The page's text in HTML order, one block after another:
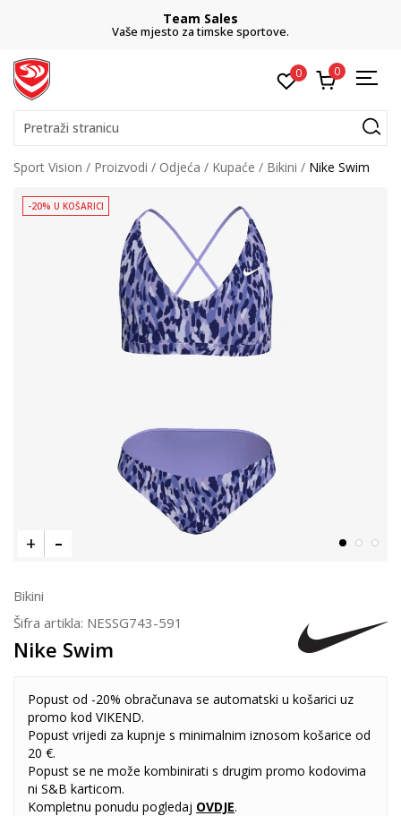
Team Sales
Vaše mjesto za timske sportove.
0 0
Pretraži stranicu
Sport Vision Proizvodi Odjeća Kupaće Bikini Nike Swim
-20% U KOŠARICI
Bikini
Šifra artikla: NESSG743-591
Nike Swim
Popust od -20% obračunava se automatski u košarici uz
promo kod VIKEND.
Popust vrijedi za kupnje s minimalnim iznosom košarice od
20 €.
Popust se ne može kombinirati s drugim promo kodovima
ni S&B karticom.
Kompletnu ponudu pogledaj OVDJE.